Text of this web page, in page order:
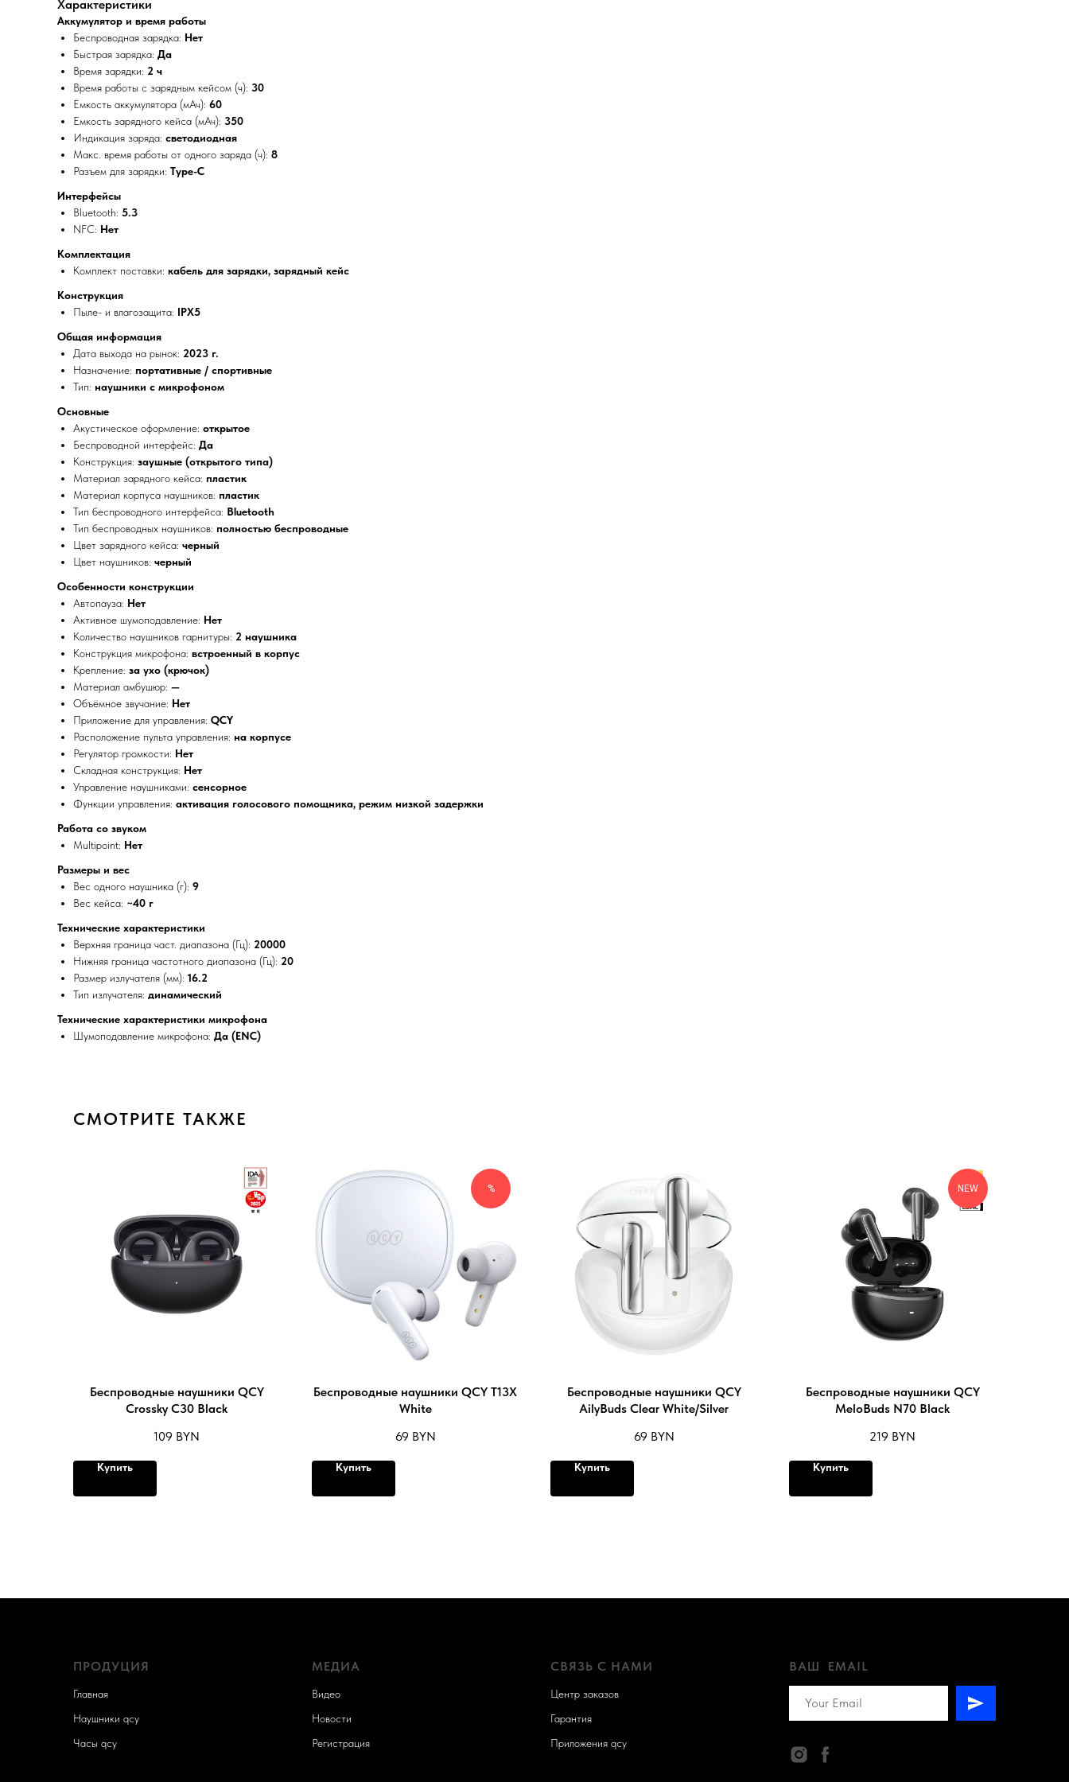
Xарактеристики
Аккумулятор и время работы
Беспроводная зарядка: Нет
Быстрая зарядка: Да
Время зарядки: 2 ч
Время работы с зарядным кейсом (ч): 30
Емкость аккумулятора (мАч): 60
Емкость зарядного кейса (мАч): 350
Индикация заряда: светодиодная
Макс. время работы от одного заряда (ч): 8
Разъем для зарядки: Type-C
Интерфейсы
Bluetooth: 5.3
NFC: Нет
Комплектация
Комплект поставки: кабель для зарядки, зарядный кейс
Конструкция
Пыле- и влагозащита: IPX5
Общая информация
Дата выхода на рынок: 2023 г.
Назначение: портативные / спортивные
Тип: наушники с микрофоном
Основные
Акустическое оформление: открытое
Беспроводной интерфейс: Да
Конструкция: заушные (открытого типа)
Материал зарядного кейса: пластик
Материал корпуса наушников: пластик
Тип беспроводного интерфейса: Bluetooth
Тип беспроводных наушников: полностью беспроводные
Цвет зарядного кейса: черный
Цвет наушников: черный
Особенности конструкции
Автопауза: Нет
Активное шумоподавление: Нет
Количество наушников гарнитуры: 2 наушника
Конструкция микрофона: встроенный в корпус
Крепление: за ухо (крючок)
Материал амбушюр: —
Объёмное звучание: Нет
Приложение для управления: QCY
Расположение пульта управления: на корпусе
Регулятор громкости: Нет
Складная конструкция: Нет
Управление наушниками: сенсорное
Функции управления: активация голосового помощника, режим низкой задержки
Работа со звуком
Multipoint: Нет
Размеры и вес
Вес одного наушника (г): 9
Вес кейса: ~40 г
Технические характеристики
Верхняя граница част. диапазона (Гц): 20000
Нижняя граница частотного диапазона (Гц): 20
Размер излучателя (мм): 16.2
Тип излучателя: динамический
Технические характеристики микрофона
Шумоподавление микрофона: Да (ENC)
СМОТРИТЕ ТАКЖЕ
Беспроводные наушники QCY
Crossky C30 Black
109 BYN
Купить
%
Беспроводные наушники QCY T13X
White
69 BYN
Купить
Беспроводные наушники QCY
AilyBuds Clear White/Silver
69 BYN
Купить
NEW
Беспроводные наушники QCY
MeloBuds N70 Black
219 BYN
Купить
ПРОДУЦИЯ
Главная
Наушники qcy
Часы qcy
МЕДИА
Видео
Новости
Регистрация
СВЯЗЬ С НАМИ
Центр заказов
Гарантия
Приложения qcy
ВАШ EMAIL